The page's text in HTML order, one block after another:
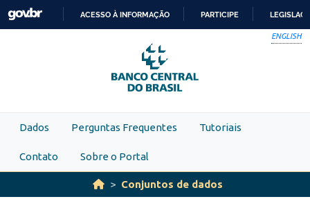
Skip to main content
PARA
O
CONTEÚDO
ACESSO À INFORMAÇÃO PARTICIPE
ENGLISH
Dados Perguntas Frequentes Tutoriais
Contato Sobre o Portal
Conjuntos de dados